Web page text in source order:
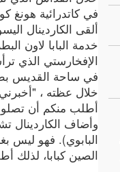
في كاتدرائية هونغ
ألقى الكاردينال
خدمة البابا لاون
الإفخارستي الذي
في ساحة القديس
خلال عظته ،
أطلب منكم أن
وأضاف الكاردينال
البابوي). فهو ليس
الصين كبابا، لذلك